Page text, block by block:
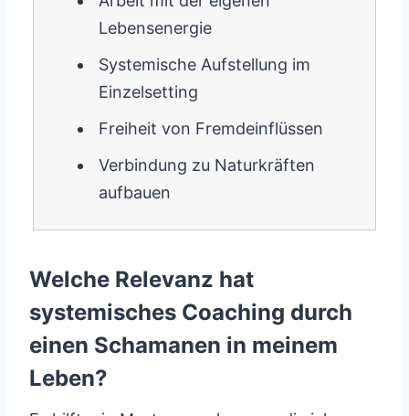
Lebensenergie
Systemische Aufstellung im
Einzelsetting
Freiheit von Fremdeinflüssen
Verbindung zu Naturkräften
aufbauen
Welche Relevanz hat
systemisches Coaching durch
einen Schamanen in meinem
Leben?